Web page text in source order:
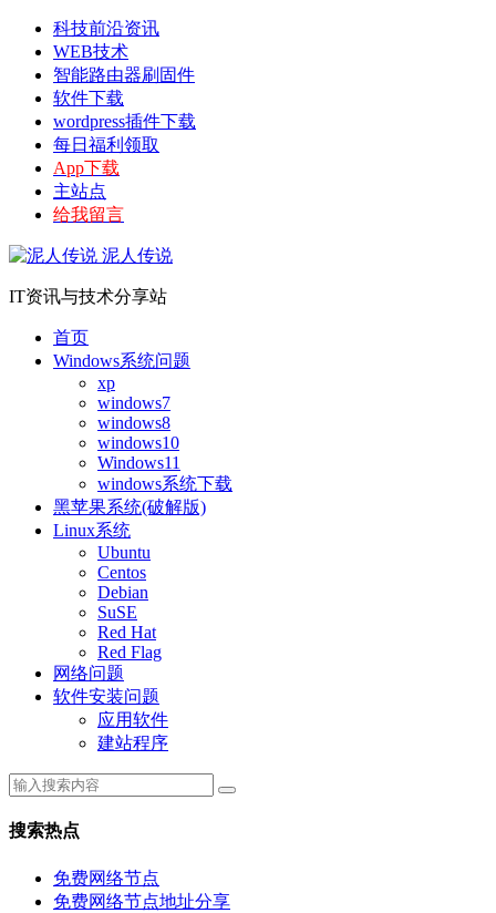
科技前沿资讯
WEB技术
智能路由器刷固件
软件下载
wordpress插件下载
每日福利领取
App下载
主站点
给我留言
泥人传说
IT资讯与技术分享站
首页
Windows系统问题
xp
windows7
windows8
windows10
Windows11
windows系统下载
黑苹果系统(破解版)
Linux系统
Ubuntu
Centos
Debian
SuSE
Red Hat
Red Flag
网络问题
软件安装问题
应用软件
建站程序
搜索热点
免费网络节点
免费网络节点地址分享